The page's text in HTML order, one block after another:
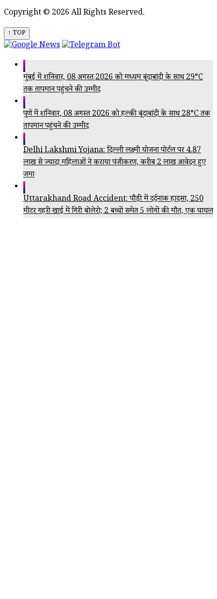
Copyright © 2026 All Rights Reserved.
↑ TOP
मुंबई में शनिवार, 08 अगस्त 2026 को मध्यम बूंदाबांदी के साथ 29°C
तक तापमान पहुंचने की उम्मीद
पुणे में शनिवार, 08 अगस्त 2026 को हल्की बूंदाबांदी के साथ 28°C तक
तापमान पहुंचने की उम्मीद
Delhi Lakshmi Yojana: दिल्ली लक्ष्मी योजना पोर्टल पर 4.87
लाख से ज्यादा महिलाओं ने कराया पंजीकरण, करीब 2 लाख आवेदन हुए
जमा
Uttarakhand Road Accident: पौड़ी में दर्दनाक हादसा, 250
मीटर गहरी खाई में गिरी बोलेरो; 2 बच्चों समेत 5 लोगों की मौत, एक घायल